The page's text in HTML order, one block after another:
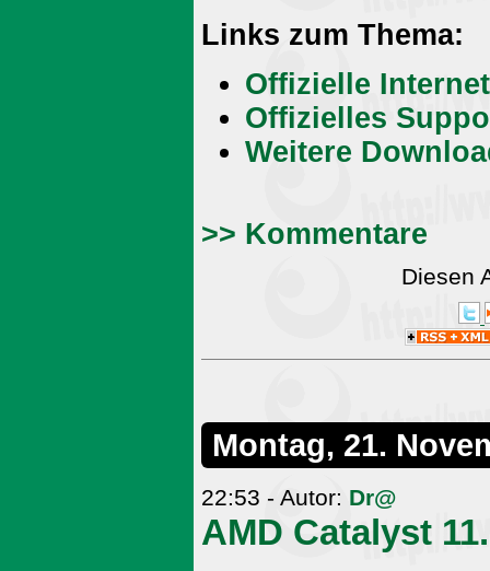
Links zum Thema:
Offizielle
Offizielles
Weitere
>> Kommentare
Diesen
Montag, 21.
22:53 - Autor: Dr@
AMD Catalyst